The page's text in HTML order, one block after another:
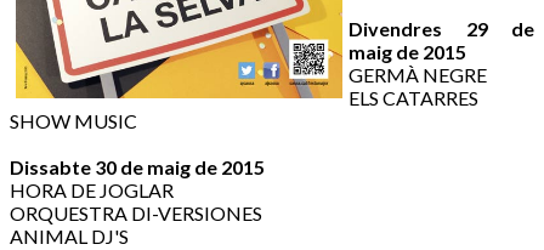
Divendres 29 de
maig de 2015
GERMÀ NEGRE
ELS CATARRES
SHOW MUSIC
Dissabte 30 de maig de 2015
HORA DE JOGLAR
ORQUESTRA DI-VERSIONES
ANIMAL DJ'S